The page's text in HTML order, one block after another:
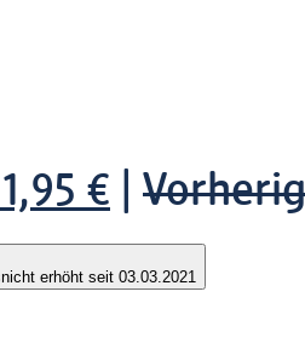
1,95 €
nicht erhöht seit 03.03.2021